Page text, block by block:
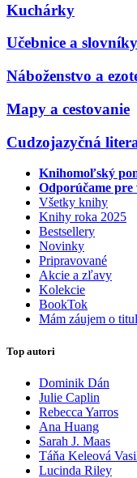
Kuchárky
Učebnice a slovníky
Náboženstvo a
Mapy a cestovanie
Cudzojazyčná
Knihomoľský
Odporúčame pre
Všetky knihy
Knihy roka 2025
Bestsellery
Novinky
Pripravované
Akcie a zľavy
Kolekcie
BookTok
Mám záujem o titul
Top autori
Dominik Dán
Julie Caplin
Rebecca Yarros
Ana Huang
Sarah J. Maas
Táňa Keleová
Lucinda Riley